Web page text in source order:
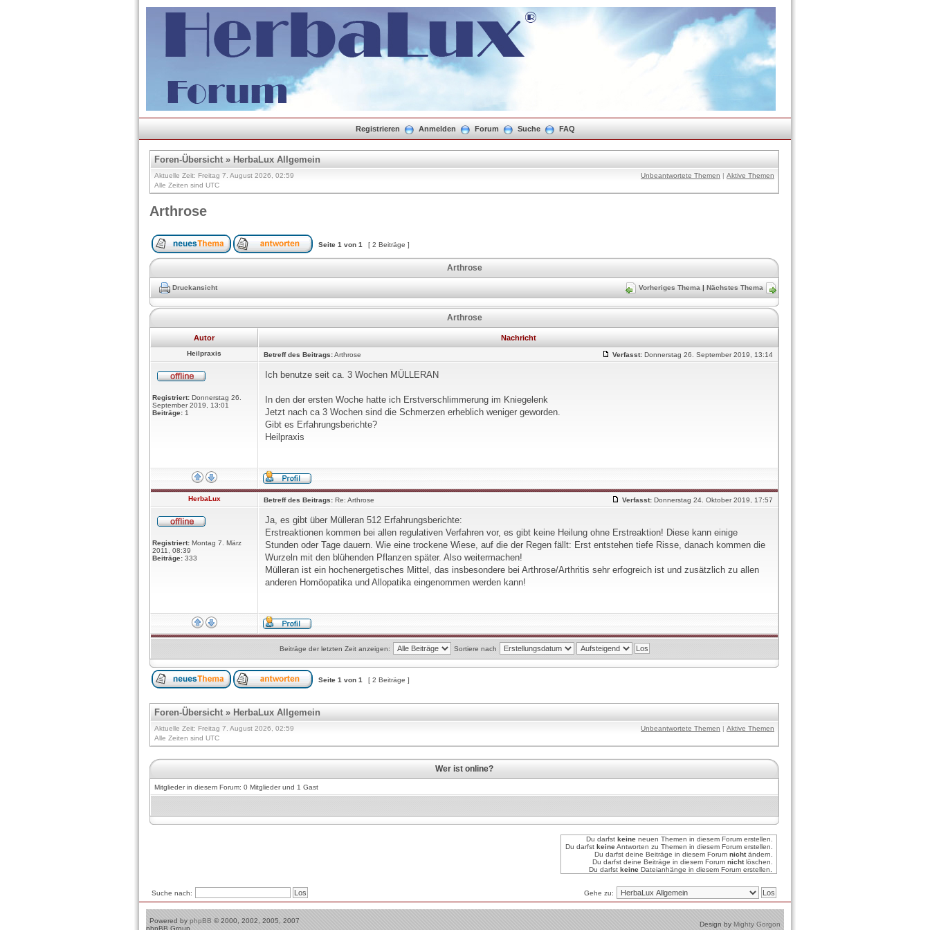
Registrieren Anmelden Forum Suche FAQ
Foren-Übersicht» HerbaLux Allgemein
Aktuelle Zeit: Freitag 7. August 2026, 02:59
Alle Zeiten sind UTC
Unbeantwortete Themen | Aktive Themen
Arthrose
Seite 1 von 1 [ 2 Beiträge ]
Arthrose
Druckansicht Vorheriges Thema | Nächstes Thema
Arthrose
Autor Nachricht
Heilpraxis Betreff des Beitrags:Arthrose Verfasst: Donnerstag 26. September 2019, 13:14
Registriert: Donnerstag 26.
September 2019, 13:01
Beiträge: 1
Ich benutze seit ca. 3 Wochen MÜLLERAN
In den der ersten Woche hatte ich Erstverschlimmerung im Kniegelenk
Jetzt nach ca 3 Wochen sind die Schmerzen erheblich weniger geworden.
Gibt es Erfahrungsberichte?
Heilpraxis
HerbaLux Betreff des Beitrags: Re: Arthrose Verfasst: Donnerstag 24. Oktober 2019, 17:57
Registriert: Montag 7. März
2011, 08:39
Beiträge: 333
Ja, es gibt über Mülleran 512 Erfahrungsberichte:
Erstreaktionen kommen bei allen regulativen Verfahren vor, es gibt keine Heilung ohne Erstreaktion! Diese kann einige
Stunden oder Tage dauern. Wie eine trockene Wiese, auf die der Regen fällt: Erst entstehen tiefe Risse, danach kommen die
Wurzeln mit den blühenden Pflanzen später. Also weitermachen!
Mülleran ist ein hochenergetisches Mittel, das insbesondere bei Arthrose/Arthritis sehr erfogreich ist und zusätzlich zu allen
anderen Homöopatika und Allopatika eingenommen werden kann!
Beiträge der letzten Zeit anzeigen: Sortiere nach
Seite 1 von 1 [ 2 Beiträge ]
Foren-Übersicht» HerbaLux Allgemein
Aktuelle Zeit: Freitag 7. August 2026, 02:59
Alle Zeiten sind UTC
Unbeantwortete Themen | Aktive Themen
Wer ist online?
Mitglieder in diesem Forum: 0 Mitglieder und 1 Gast
Du darfst keine neuen Themen in diesem Forum erstellen.
Du darfst keineAntworten zu Themen in diesem Forum erstellen.
Du darfst deine Beiträge in diesem Forum nichtändern.
Du darfst deine Beiträge in diesem Forum nichtlöschen.
Du darfst keine Dateianhänge in diesem Forum erstellen.
Suche nach: Gehe zu:
Powered by phpBB © 2000, 2002, 2005, 2007
phpBB Group
Design by Mighty Gorgon